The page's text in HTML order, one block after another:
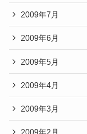
2009年7月
2009年6月
2009年5月
2009年4月
2009年3月
2009年2月